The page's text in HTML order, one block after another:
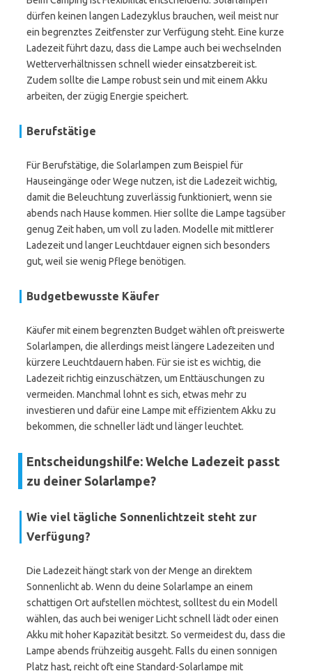
dürfen keinen langen Ladezyklus brauchen, weil meist nur
ein begrenztes Zeitfenster zur Verfügung steht. Eine kurze
Ladezeit führt dazu, dass die Lampe auch bei wechselnden
Wetterverhältnissen schnell wieder einsatzbereit ist.
Zudem sollte die Lampe robust sein und mit einem Akku
arbeiten, der zügig Energie speichert.
Berufstätige
Für Berufstätige, die Solarlampen zum Beispiel für
Hauseingänge oder Wege nutzen, ist die Ladezeit wichtig,
damit die Beleuchtung zuverlässig funktioniert, wenn sie
abends nach Hause kommen. Hier sollte die Lampe tagsüber
genug Zeit haben, um voll zu laden. Modelle mit mittlerer
Ladezeit und langer Leuchtdauer eignen sich besonders
gut, weil sie wenig Pflege benötigen.
Budgetbewusste Käufer
Käufer mit einem begrenzten Budget wählen oft preiswerte
Solarlampen, die allerdings meist längere Ladezeiten und
kürzere Leuchtdauern haben. Für sie ist es wichtig, die
Ladezeit richtig einzuschätzen, um Enttäuschungen zu
vermeiden. Manchmal lohnt es sich, etwas mehr zu
investieren und dafür eine Lampe mit effizientem Akku zu
bekommen, die schneller lädt und länger leuchtet.
Entscheidungshilfe: Welche Ladezeit passt
zu deiner Solarlampe?
Wie viel tägliche Sonnenlichtzeit steht zur
Verfügung?
Die Ladezeit hängt stark von der Menge an direktem
Sonnenlicht ab. Wenn du deine Solarlampe an einem
schattigen Ort aufstellen möchtest, solltest du ein Modell
wählen, das auch bei weniger Licht schnell lädt oder einen
Akku mit hoher Kapazität besitzt. So vermeidest du, dass die
Lampe abends frühzeitig ausgeht. Falls du einen sonnigen
Platz hast, reicht oft eine Standard-Solarlampe mit